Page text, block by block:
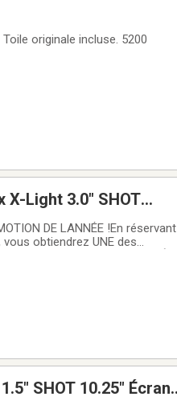
originale incluse. 5200
X-Light 3.0" SHOT
DE LANNÉE !En réservant
obtiendrez UNE des
SHOT 10.25" Écran